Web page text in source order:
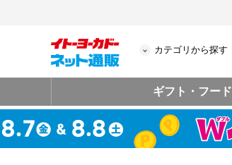
カテゴリから探す
ギフト・フード